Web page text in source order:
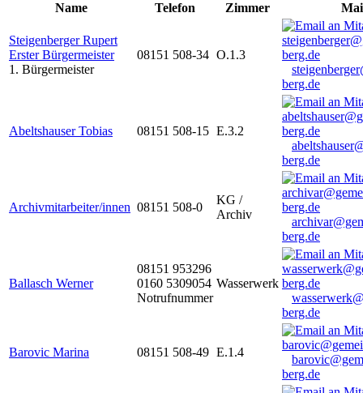
Name
Telefon Zimmer
Steigenberger Rupert
Erster Bürgermeister
1. Bürgermeister
08151 508-34 O.1.3
berg.de
Abeltshauser Tobias 08151 508-15 E.3.2
berg.de
Archivmitarbeiter/innen 08151 508-0
KG /
Archiv
berg.de
Ballasch Werner
08151 953296
0160 5309054
Notrufnummer
Wasserwerk
berg.de
Barovic Marina 08151 508-49 E.1.4
berg.de